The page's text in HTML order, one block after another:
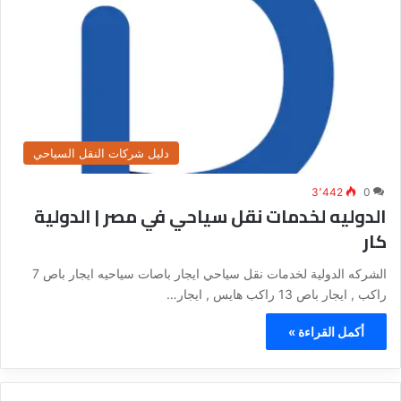
دليل شركات النقل السياحي
0 3٬442
الدوليه لخدمات نقل سياحي في مصر | الدولية
كار
الشركه الدولية لخدمات نقل سياحي ايجار باصات سياحيه ايجار باص 7
راكب , ايجار باص 13 راكب هايس , ايجار…
أكمل القراءة »